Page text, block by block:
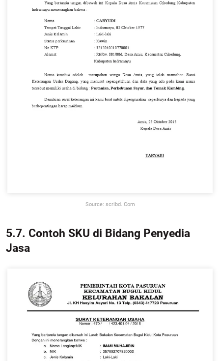
Source: scribd. Com
5.7. Contoh SKU di Bidang Penyedia
Jasa